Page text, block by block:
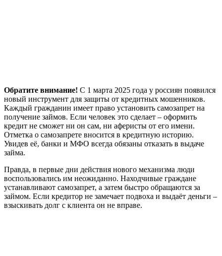
Обратите внимание! С 1 марта 2025 года у россиян появился
новый инструмент для защиты от кредитных мошенников.
Каждый гражданин имеет право установить самозапрет на
получение займов. Если человек это сделает – оформить
кредит не сможет ни он сам, ни аферисты от его имени.
Отметка о самозапрете вносится в кредитную историю.
Увидев её, банки и МФО всегда обязаны отказать в выдаче
займа.
Правда, в первые дни действия нового механизма люди
воспользовались им неожиданно. Находчивые граждане
устанавливают самозапрет, а затем быстро обращаются за
займом. Если кредитор не замечает подвоха и выдаёт деньги –
взыскивать долг с клиента он не вправе.